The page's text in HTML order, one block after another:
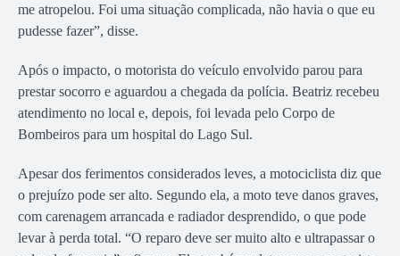
me atropelou. Foi uma situação complicada, não havia o que eu
pudesse fazer”, disse.
Após o impacto, o motorista do veículo envolvido parou para
prestar socorro e aguardou a chegada da polícia. Beatriz recebeu
atendimento no local e, depois, foi levada pelo Corpo de
Bombeiros para um hospital do Lago Sul.
Apesar dos ferimentos considerados leves, a motociclista diz que
o prejuízo pode ser alto. Segundo ela, a moto teve danos graves,
com carenagem arrancada e radiador desprendido, o que pode
levar à perda total. “O reparo deve ser muito alto e ultrapassar o